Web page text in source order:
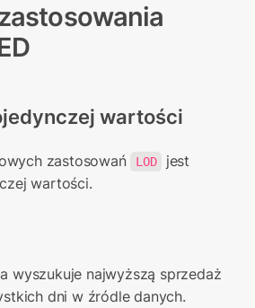
wartości
zastosowań LOD
jest
wartości.
wyszukuje najwyższą sprzedaż
dni w źródle danych.